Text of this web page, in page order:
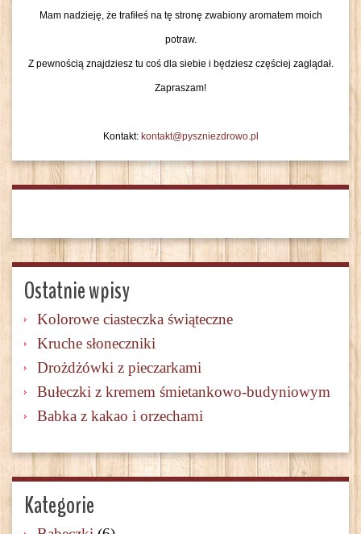
Mam nadzieję, że trafiłeś na tę stronę zwabiony aromatem moich
potraw.
Z pewnością znajdziesz tu coś dla siebie i będziesz częściej zaglądał.
Zapraszam!
Kontakt: kontakt@pyszniezdrowo.pl
Ostatnie wpisy
Kolorowe ciasteczka świąteczne
Kruche słoneczniki
Drożdżówki z pieczarkami
Bułeczki z kremem śmietankowo-budyniowym
Babka z kakao i orzechami
Kategorie